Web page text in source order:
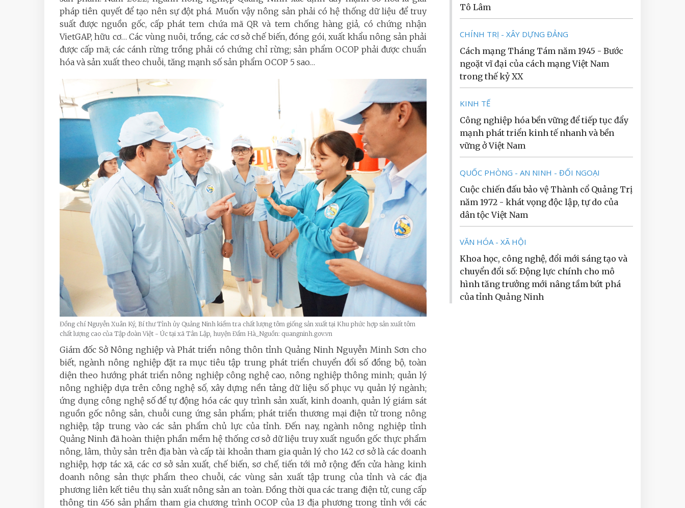
pháp tiên quyết để tạo nên sự đột phá. Muốn vậy nông sản phải có hệ thống dữ liệu để truy
suất được nguồn gốc, cấp phát tem chứa mã QR và tem chống hàng giả, có chứng nhận
VietGAP, hữu cơ… Các vùng nuôi, trồng, các cơ sở chế biến, đóng gói, xuất khẩu nông sản phải
được cấp mã; các cánh rừng trồng phải có chứng chỉ rừng; sản phẩm OCOP phải được chuẩn
hóa và sản xuất theo chuỗi, tăng mạnh số sản phẩm OCOP 5 sao…
Đồng chí Nguyễn Xuân Ký, Bí thư Tỉnh ủy Quảng Ninh kiểm tra chất lượng tôm giống sản xuất tại Khu phức hợp sản xuất tôm
chất lượng cao của Tập đoàn Việt - Úc tại xã Tân Lập, huyện Đầm Hà_Nguồn: quangninh.gov.vn
Giám đốc Sở Nông nghiệp và Phát triển nông thôn tỉnh Quảng Ninh Nguyễn Minh Sơn cho
biết, ngành nông nghiệp đặt ra mục tiêu tập trung phát triển chuyển đổi số đồng bộ, toàn
diện theo hướng phát triển nông nghiệp công nghệ cao, nông nghiệp thông minh; quản lý
nông nghiệp dựa trên công nghệ số, xây dựng nền tảng dữ liệu số phục vụ quản lý ngành;
ứng dụng công nghệ số để tự động hóa các quy trình sản xuất, kinh doanh, quản lý giám sát
nguồn gốc nông sản, chuỗi cung ứng sản phẩm; phát triển thương mại điện tử trong nông
nghiệp, tập trung vào các sản phẩm chủ lực của tỉnh. Đến nay, ngành nông nghiệp tỉnh
Quảng Ninh đã hoàn thiện phần mềm hệ thống cơ sở dữ liệu truy xuất nguồn gốc thực phẩm
nông, lâm, thủy sản trên địa bàn và cấp tài khoản tham gia quản lý cho 142 cơ sở là các doanh
nghiệp, hợp tác xã, các cơ sở sản xuất, chế biến, sơ chế, tiến tới mở rộng đến cửa hàng kinh
doanh nông sản thực phẩm theo chuỗi, các vùng sản xuất tập trung của tỉnh và các địa
phương liên kết tiêu thụ sản xuất nông sản an toàn. Đồng thời qua các trang điện tử, cung cấp
thông tin 456 sản phẩm tham gia chương trình OCOP của 13 địa phương trong tỉnh với các
Tô Lâm
CHÍNH TRỊ - XÂY DỰNG ĐẢNG
Cách mạng Tháng Tám năm 1945 - Bước
ngoặt vĩ đại của cách mạng Việt Nam
trong thế kỷ XX
KINH TẾ
Công nghiệp hóa bền vững để tiếp tục đẩy
mạnh phát triển kinh tế nhanh và bền
vững ở Việt Nam
QUỐC PHÒNG - AN NINH - ĐỐI NGOẠI
Cuộc chiến đấu bảo vệ Thành cổ Quảng Trị
năm 1972 - khát vọng độc lập, tự do của
dân tộc Việt Nam
VĂN HÓA - XÃ HỘI
Khoa học, công nghệ, đổi mới sáng tạo và
chuyển đổi số: Động lực chính cho mô
hình tăng trưởng mới nâng tầm bứt phá
của tỉnh Quảng Ninh